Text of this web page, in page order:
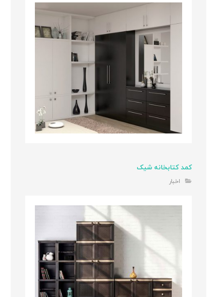
کمد کتابخانه شیک
اخبار